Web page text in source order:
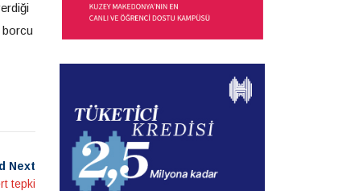
borcu
Next
tepki